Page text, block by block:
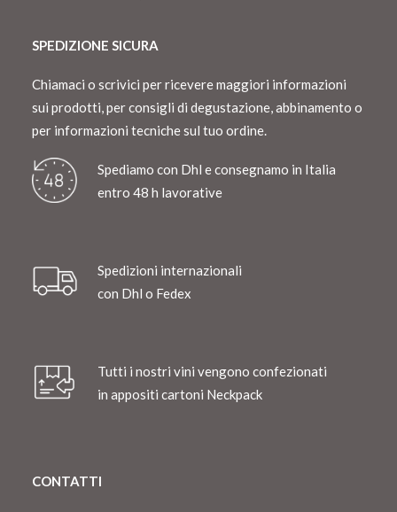
SPEDIZIONE SICURA
Chiamaci o scrivici per ricevere maggiori informazioni
sui prodotti, per consigli di degustazione, abbinamento o
per informazioni tecniche sul tuo ordine.
Spediamo con Dhl e consegnamo in Italia
entro 48 h lavorative
Spedizioni internazionali
con Dhl o Fedex
Tutti i nostri vini vengono confezionati
in appositi cartoni Neckpack
CONTATTI